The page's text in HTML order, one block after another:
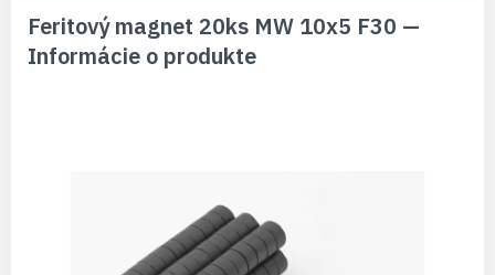
Feritový magnet 20ks MW 10x5 F30 —
Informácie o produkte